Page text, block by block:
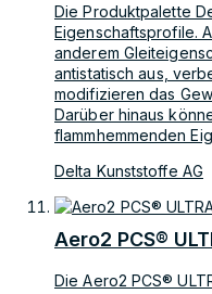
Die Produktpalette
Eigenschaftsprofile.
anderem
antistatisch aus,
modifizieren das
Darüber hinaus
flammhemmenden
Delta Kunststoffe AG
Aero2 PCS®
Die Aero2 PCS®